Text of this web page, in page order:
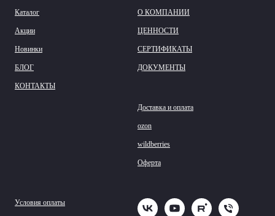
Каталог
Акции
Новинки
БЛОГ
КОНТАКТЫ
О КОМПАНИИ
ЦЕННОСТИ
СЕРТИФИКАТЫ
ДОКУМЕНТЫ
Доставка и оплата
ozon
wildberries
Оферта
Условия оплаты